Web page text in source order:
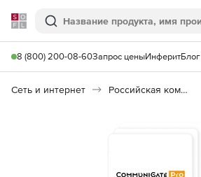
Softline
Поиск
8 (800) 200-08-60Запрос ценыИнферитБлог
Сеть и интернет Российская коммуникационная платформа (Импортозамещение)